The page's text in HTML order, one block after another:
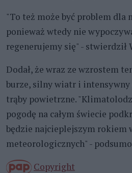
"To też może być problem dla
ponieważ wtedy nie
regenerujemy się" - stwierdził
Dodał, że wraz ze wzrostem
burze, silny wiatr i intensywny
trąby powietrzne.
pogodę na całym świecie
będzie najcieplejszym
meteorologicznych" -
Copyright